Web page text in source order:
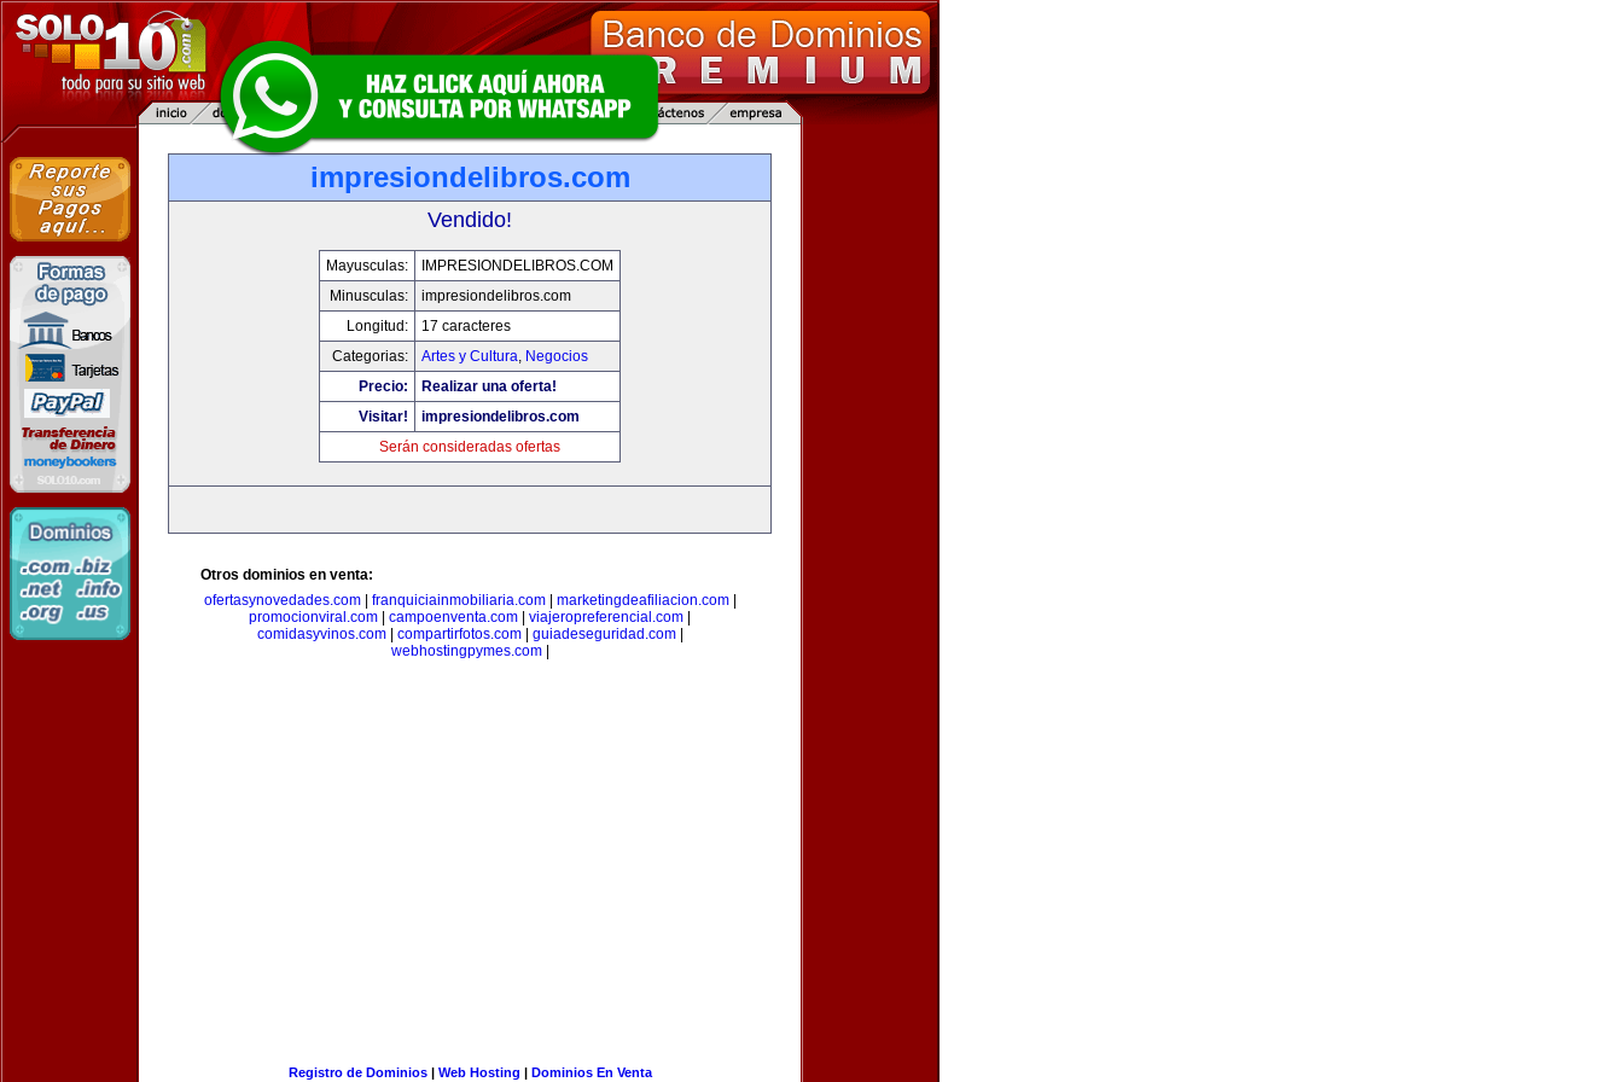
impresiondelibros.com
Vendido!
Mayusculas:
IMPRESIONDELIBROS.COM
Minusculas:
impresiondelibros.com
Longitud:
17 caracteres
Categorias:
Artes y Cultura, Negocios
Precio:
Realizar una oferta!
Visitar!
impresiondelibros.com
Serán consideradas ofertas
Otros dominios en venta:
ofertasynovedades.com| franquiciainmobiliaria.com| marketingdeafiliacion.com|
promocionviral.com
campoenventa.com viajeropreferencial.com
comidasyvinos.com| compartirfotos.com| guiadeseguridad.com|
webhostingpymes.com|
Registro de Dominios| Web Hosting | Dominios En Venta